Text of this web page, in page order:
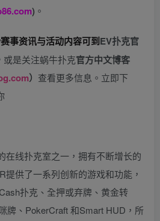
) 。
赛事资讯与活动内容可到 EV扑克官
或是关注蜗牛扑克官方中文博客
） 查看更多信息。立即下
在线扑克室之一，拥有不断增长的
提供了一系列创新的游戏和功能，
扑克、全押或弃牌、黄金转
牌、PokerCraft 和Smart HUD，所